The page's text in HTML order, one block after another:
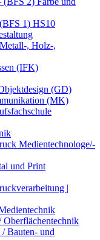
1) HS10
, Holz-,
(IFK)
(GD)
(MK)
Medientechnologe/-
und Print
|
Oberflächentechnik
Bauten- und